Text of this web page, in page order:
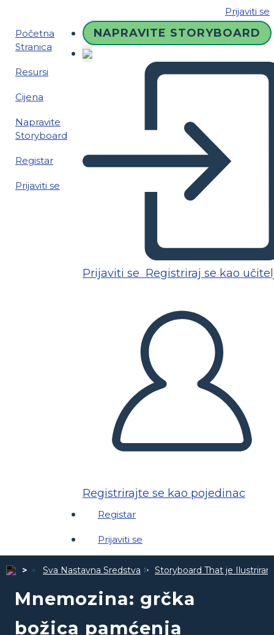
Prijaviti se
Početna
Stranica
Resursi
Cijena
Napravite
Storyboard
Registar
Prijaviti se
NAPRAVITE STORYBOARD
Prijaviti se Registriraj se kao
Registrirajte se kao pojedinac
Registar
Prijaviti se
Sva Nastavna Sredstva Storyboard That je
Mnemozina: grčka
božica pamćenja